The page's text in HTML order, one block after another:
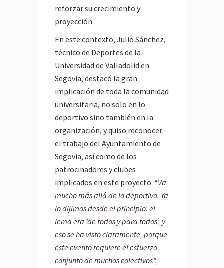
reforzar su crecimiento y
proyección.
En este contexto, Julio Sánchez,
técnico de Deportes de la
Universidad de Valladolid en
Segovia, destacó la gran
implicación de toda la comunidad
universitaria, no solo en lo
deportivo sino también en la
organización, y quiso reconocer
el trabajo del Ayuntamiento de
Segovia, así como de los
patrocinadores y clubes
implicados en este proyecto. “Va
mucho más allá de lo deportivo. Ya
lo dijimos desde el principio: el
lema era ‘de todos y para todos’, y
eso se ha visto claramente, porque
este evento requiere el esfuerzo
conjunto de muchos colectivos”,